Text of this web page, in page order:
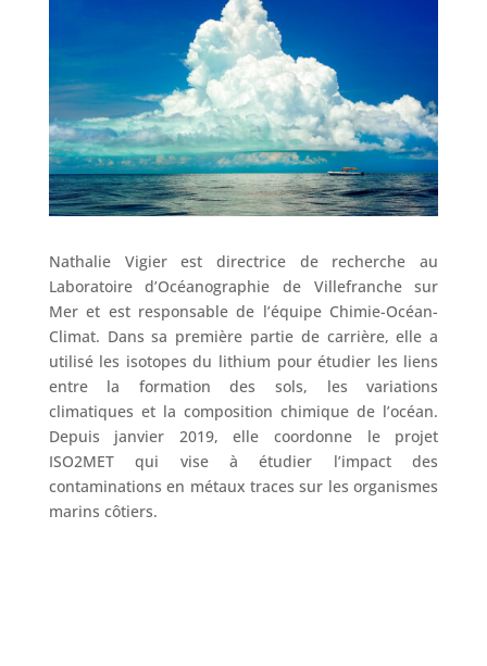
Nathalie Vigier est directrice de recherche au
Laboratoire d’Océanographie de Villefranche sur
Mer et est responsable de l’équipe Chimie-Océan-
Climat. Dans sa première partie de carrière, elle a
utilisé les isotopes du lithium pour étudier les liens
entre la formation des sols, les variations
climatiques et la composition chimique de l’océan.
Depuis janvier 2019, elle coordonne le projet
ISO2MET qui vise à étudier l’impact des
contaminations en métaux traces sur les organismes
marins côtiers.